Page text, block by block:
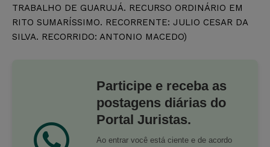
TRABALHO DE GUARUJÁ. RECURSO ORDINÁRIO EM
RITO SUMARÍSSIMO. RECORRENTE: JULIO CESAR DA
SILVA. RECORRIDO: ANTONIO MACEDO)
Participe e receba as
postagens diárias do
Portal Juristas.
Ao entrar você está ciente e de acordo